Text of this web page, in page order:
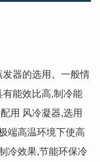
器的选用。一般情
能效比高,制冷能
用 风冷凝器,选用
端高温环境下使高
冷效果,节能环保冷